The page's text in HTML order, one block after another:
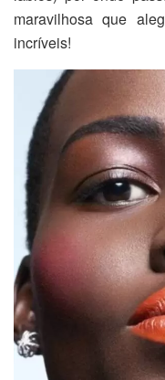
maravilhosa que
incríveis!